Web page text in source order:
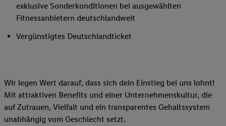
exklusive Sonderkonditionen bei ausgewählten
Fitnessanbietern deutschlandweit
Vergünstigtes Deutschlandticket
Wir legen Wert darauf, dass sich dein Einstieg bei uns lohnt!
Mit attraktiven Benefits und einer Unternehmenskultur, die
auf Zutrauen, Vielfalt und ein transparentes Gehaltssystem
unabhängig vom Geschlecht setzt.